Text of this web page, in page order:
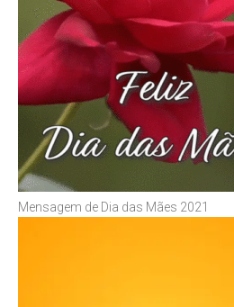
Mensagem de Dia das Mães 2021